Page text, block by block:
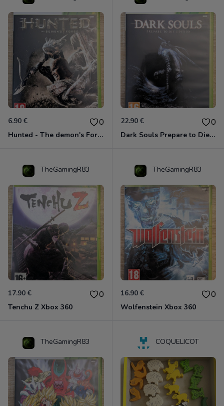
6.90 € 0
Hunted - The demon's Forge Xbox 360 (Complet CIB)
22.90 € 0
Dark Souls Prepare to Die Edition XBOX 360
TheGamingR83
17.90 € 0
Tenchu Z Xbox 360
TheGamingR83
16.90 € 0
Wolfenstein Xbox 360
TheGamingR83 COQUELICOT